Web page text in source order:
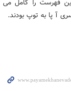
(۱۶) و الساندرو دل پیرو (۱۵ گل) این فهرست را کامل می
آ پا به توپ بودند.